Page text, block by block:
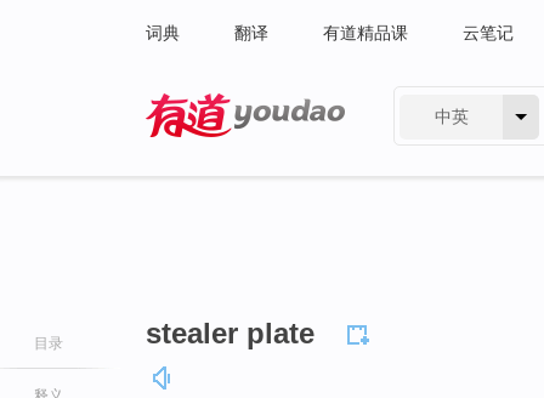
词典 翻译 有道精品课 云笔记
中英
目录 stealer plate